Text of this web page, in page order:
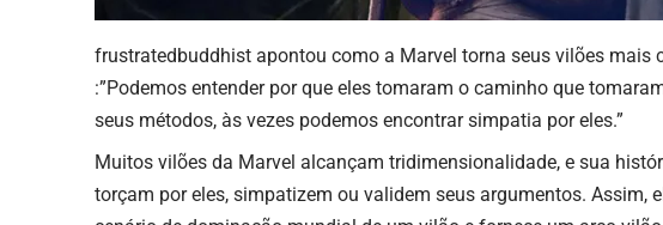
frustratedbuddhist apontou como a Marvel torna seus vilões mais
:”Podemos entender por que eles tomaram o caminho que
seus métodos, às vezes podemos encontrar simpatia por eles.”
Muitos vilões da Marvel alcançam tridimensionalidade, e sua
torçam por eles, simpatizem ou validem seus argumentos. Assim,